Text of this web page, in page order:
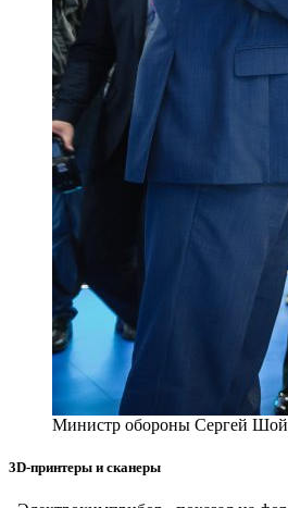
Министр обороны Сергей
3D-принтеры и сканеры